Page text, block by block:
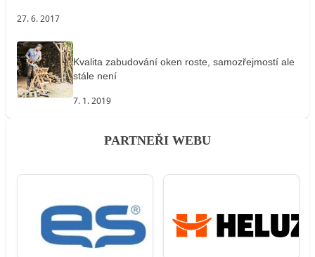
27. 6. 2017
Kvalita zabudování oken roste, samozřejmostí ale
stále není
7. 1. 2019
PARTNEŘI WEBU